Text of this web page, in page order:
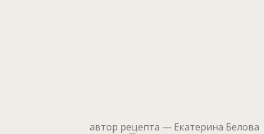
автор рецепта — Екатерина Белова